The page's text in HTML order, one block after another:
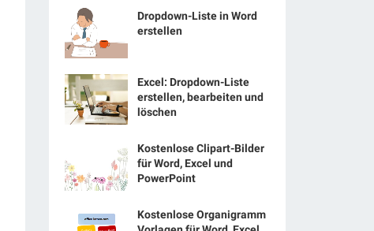
Dropdown-Liste in Word
erstellen
Excel: Dropdown-Liste
erstellen, bearbeiten und
löschen
Kostenlose Clipart-Bilder
für Word, Excel und
PowerPoint
Kostenlose Organigramm